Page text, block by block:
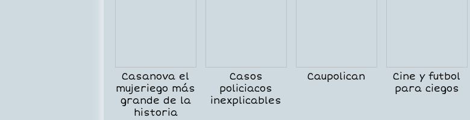
Casanova el
mujeriego más
grande de la
historia
Casos
policiacos
inexplicables
Caupolican
Cine y futbol
para ciegos